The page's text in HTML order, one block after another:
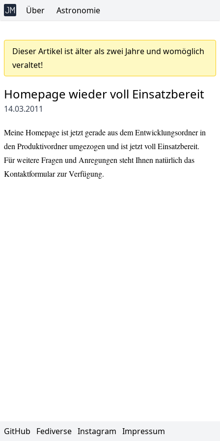
Über Astronomie
Dieser Artikel ist älter als zwei Jahre und womöglich
veraltet!
Homepage wieder voll Einsatzbereit
14.03.2011
Meine Homepage ist jetzt gerade aus dem Entwicklungsordner in
den Produktivordner umgezogen und ist jetzt voll Einsatzbereit.
Für weitere Fragen und Anregungen steht Ihnen natürlich das
Kontaktformularzur Verfügung.
GitHub Fediverse Instagram Impressum